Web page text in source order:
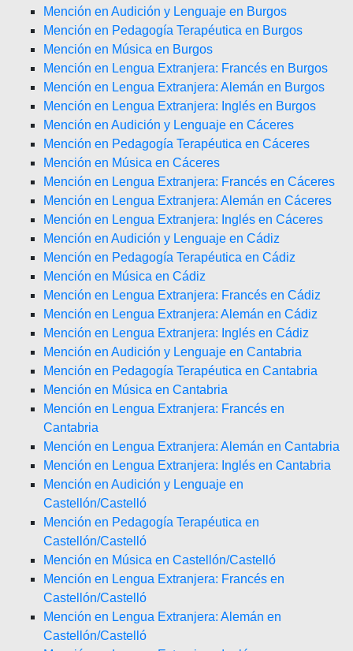
Mención en Audición y Lenguaje en Burgos
Mención en Pedagogía Terapéutica en Burgos
Mención en Música en Burgos
Mención en Lengua Extranjera: Francés en Burgos
Mención en Lengua Extranjera: Alemán en Burgos
Mención en Lengua Extranjera: Inglés en Burgos
Mención en Audición y Lenguaje en Cáceres
Mención en Pedagogía Terapéutica en Cáceres
Mención en Música en Cáceres
Mención en Lengua Extranjera: Francés en Cáceres
Mención en Lengua Extranjera: Alemán en Cáceres
Mención en Lengua Extranjera: Inglés en Cáceres
Mención en Audición y Lenguaje en Cádiz
Mención en Pedagogía Terapéutica en Cádiz
Mención en Música en Cádiz
Mención en Lengua Extranjera: Francés en Cádiz
Mención en Lengua Extranjera: Alemán en Cádiz
Mención en Lengua Extranjera: Inglés en Cádiz
Mención en Audición y Lenguaje en Cantabria
Mención en Pedagogía Terapéutica en Cantabria
Mención en Música en Cantabria
Mención en Lengua Extranjera: Francés en
Cantabria
Mención en Lengua Extranjera: Alemán en Cantabria
Mención en Lengua Extranjera: Inglés en Cantabria
Mención en Audición y Lenguaje en
Castellón/Castelló
Mención en Pedagogía Terapéutica en
Castellón/Castelló
Mención en Música en Castellón/Castelló
Mención en Lengua Extranjera: Francés en
Castellón/Castelló
Mención en Lengua Extranjera: Alemán en
Castellón/Castelló